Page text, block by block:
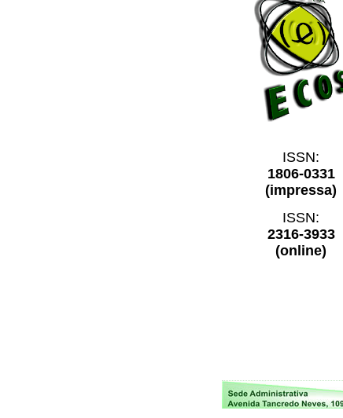
ISSN:
1806-0331
(impressa)
ISSN:
2316-3933
(online)